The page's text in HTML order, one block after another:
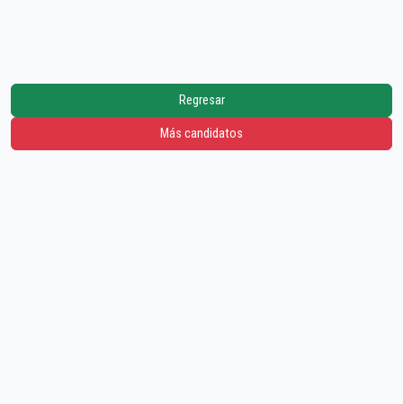
Regresar
Más candidatos